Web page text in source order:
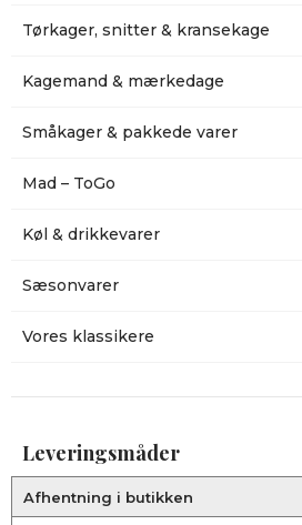
Tørkager, snitter & kransekage
Kagemand & mærkedage
Småkager & pakkede varer
Mad – ToGo
Køl & drikkevarer
Sæsonvarer
Vores klassikere
Leveringsmåder
Afhentning i butikken